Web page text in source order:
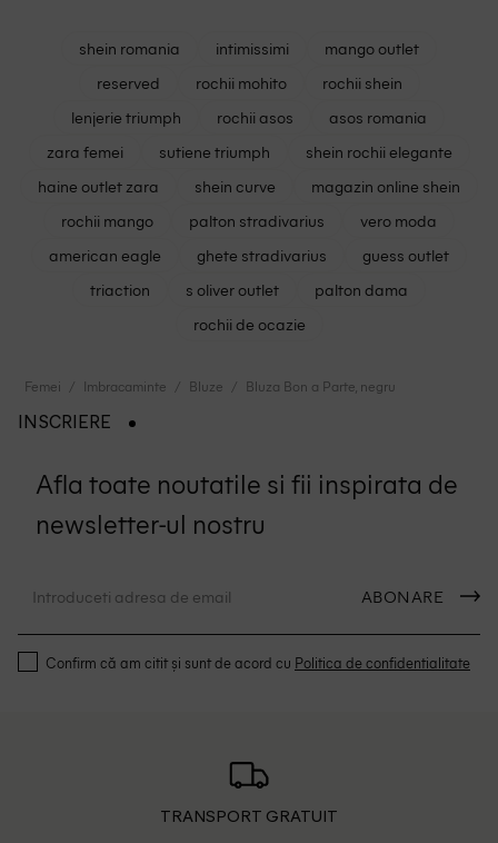
shein romania intimissimi
mango outlet
reserved
rochii mohito
rochii shein
lenjerie triumph
rochii asos
asos romania
zara femei
sutiene triumph
shein rochii elegante
haine outlet zara
shein curve
magazin online shein
rochii mango
palton stradivarius
vero moda
american eagle
ghete stradivarius
guess outlet
triaction
s oliver outlet
palton dama
rochii de ocazie
Femei Imbracaminte Bluze Bluza Bon a Parte, negru
INSCRIERE
Afla toate noutatile si fii inspirata de
newsletter-ul nostru
ABONARE
Confirm că am citit și sunt de acord cu Politica de confidentialitate
TRANSPORT GRATUIT